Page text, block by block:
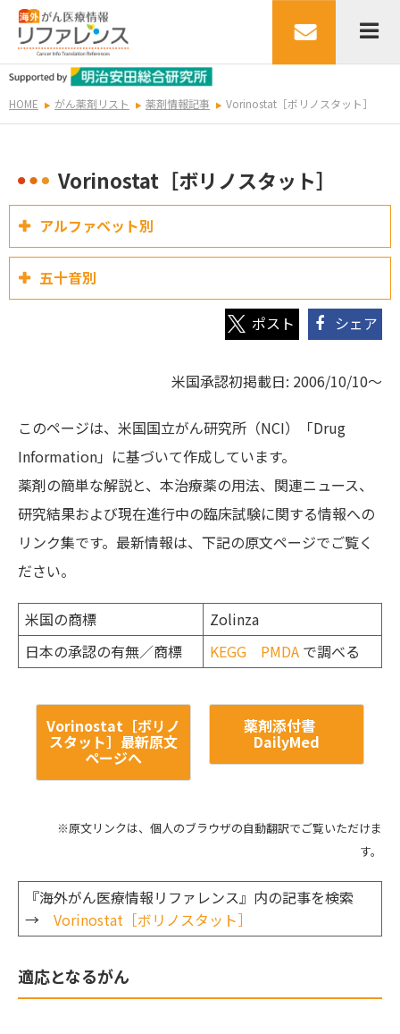
HOME がん薬剤リスト 薬剤情報記事 Vorinostat［ボリノスタット］
Vorinostat［ボリノスタット］
アルファベット別
五十音別
シェア
米国承認初掲載日: 2006/10/10～
このページは、米国国立がん研究所（NCI）「Drug
Information」に基づいて作成しています。
薬剤の簡単な解説と、本治療薬の用法、関連ニュース、
研究結果および現在進行中の臨床試験に関する情報への
リンク集です。最新情報は、下記の原文ページでご覧く
ださい。
米国の商標
Zolinza
日本の承認の有無／商標
KEGG PMDA で調べる
Vorinostat［ボリノ
スタット］最新原文
ページへ
薬剤添付書
DailyMed
※原文リンクは、個人のブラウザの自動翻訳でご覧いただけま
す。
『海外がん医療情報リファレンス』内の記事を検索
→ Vorinostat［ボリノスタット］
適応となるがん